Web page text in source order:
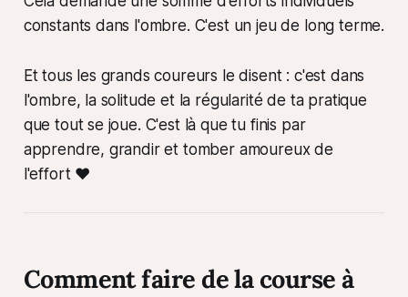
constants dans l'ombre. C'est un jeu de long terme.
Et tous les grands coureurs le disent : c'est dans
l'ombre, la solitude et la régularité de ta pratique
que tout se joue. C'est là que tu finis par
apprendre, grandir et tomber amoureux de
l'effort ❤️
Comment faire de la course à